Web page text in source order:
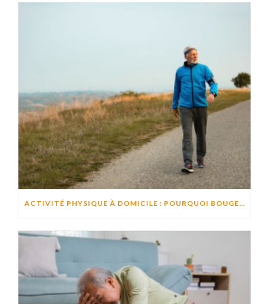
ACTIVITÉ PHYSIQUE À DOMICILE : POURQUOI BOUGER CHAQUE JOUR AIDE À PRÉSERVER L’AUTONOMIE ?